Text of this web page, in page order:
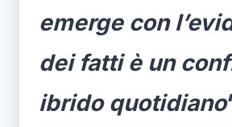
emerge con
dei fatti è un
ibrido quotidiano